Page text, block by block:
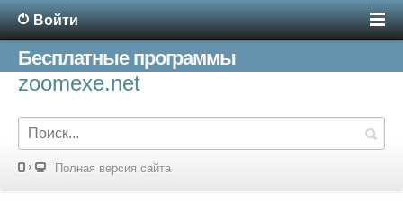
Войти
Бесплатные программы
zoomexe.net
Полная версия сайта